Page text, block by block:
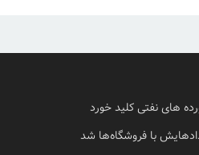
های نفتی کلید خورد
با فروشگاه‌ها شد